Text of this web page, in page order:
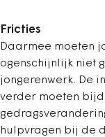
Fricties
Daarmee moeten
ogenschijnlijk niet
jongerenwerk. De
verder moeten
hulpvragen bij de